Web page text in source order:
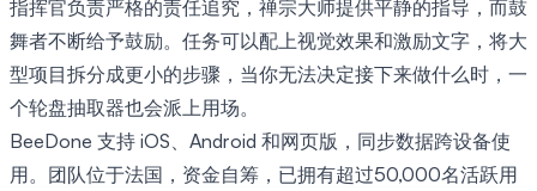
指挥官负责严格的责任追究，禅宗大师提供平静的指导，而鼓
舞者不断给予鼓励。任务可以配上视觉效果和激励文字，将大
型项目拆分成更小的步骤，当你无法决定接下来做什么时，一
个轮盘抽取器也会派上用场。
BeeDone 支持 iOS、Android 和网页版，同步数据跨设备使
用。团队位于法国，资金自筹，已拥有超过50,000名活跃用